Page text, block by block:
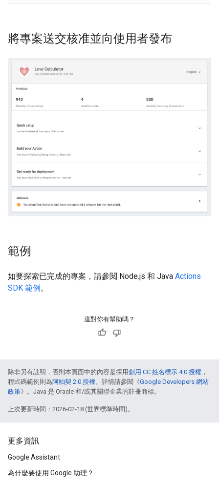
將專案送交核准並向使用者發布
範例
如要探索已完成的專案，請參閱 Node.js 和 Java Actions
SDK 範例 。
這對你有幫助嗎？
除非另有註明，否則本頁面中的內容是採用創用 CC 姓名標示 4.0 授權 ，
程式碼範例則為阿帕契 2.0 授權。詳情請參閱《Google Developers 網站
政策》。Java 是 Oracle 和/或其關聯企業的註冊商標。
上次更新時間：2026-02-18 (世界標準時間)。
更多資訊
Google Assistant
為什麼要使用 Google 助理？